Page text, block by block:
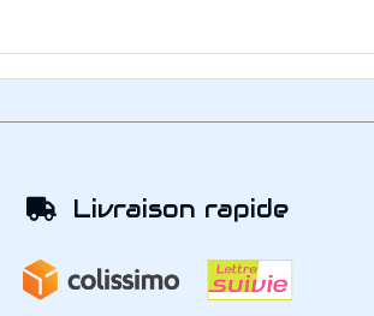
Livraison rapide